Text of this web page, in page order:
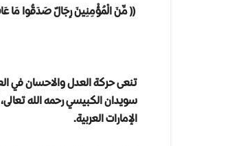
(( مِّنَ الْمُؤْمِنِينَ رِجَالٌ صَدَقُوا مَا
تنعىحركة العدل والاحسان في
سويدان الكبيسي رحمه الله
الإمارات العربية.